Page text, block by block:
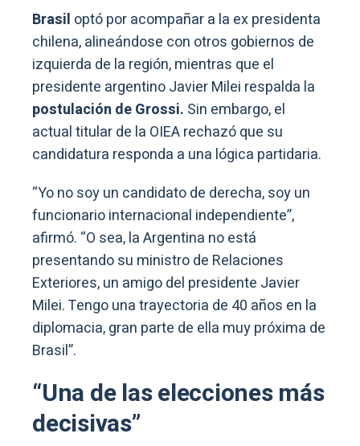
Brasil optó por acompañar a la ex presidenta
chilena, alineándose con otros gobiernos de
izquierda de la región, mientras que el
presidente argentino Javier Milei respalda la
postulación de Grossi. Sin embargo, el
actual titular de la OIEA rechazó que su
candidatura responda a una lógica partidaria.
“Yo no soy un candidato de derecha, soy un
funcionario internacional independiente”,
afirmó. “O sea, la Argentina no está
presentando su ministro de Relaciones
Exteriores, un amigo del presidente Javier
Milei. Tengo una trayectoria de 40 años en la
diplomacia, gran parte de ella muy próxima de
Brasil”.
“Una de las elecciones más
decisivas”